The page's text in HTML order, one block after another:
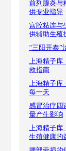
前列腺炎与
供专业指导
宫腔粘连与
供辅助生殖
“三阳开泰”
上海精子库
救指南
上海精子库
每一天
感冒治疗四
量产生影响
上海精子库
生殖健康的